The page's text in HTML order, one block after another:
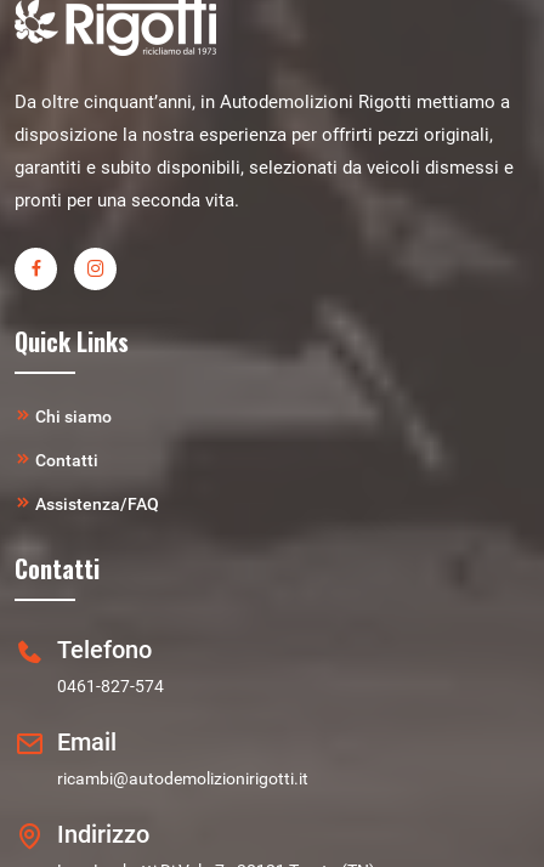
Da oltre cinquant’anni, in Autodemolizioni Rigotti mettiamo a
disposizione la nostra esperienza per offrirti pezzi originali,
garantiti e subito disponibili, selezionati da veicoli dismessi e
pronti per una seconda vita.
Quick Links
Chi siamo
Contatti
Assistenza/FAQ
Contatti
Telefono
0461-827-574
Email
ricambi@autodemolizionirigotti.it
Indirizzo